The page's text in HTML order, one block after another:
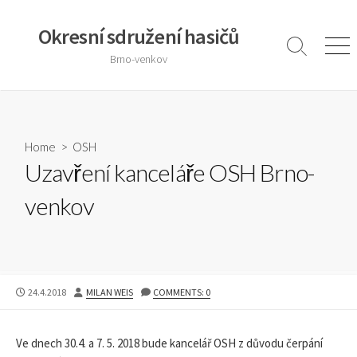
contentOkresní sdružení hasičů
Brno-venkov
Search
Home > OSH
Uzavření kanceláře OSH Brno-
venkov
PUBLISHED
24.4.2018 AUTHOR
MILAN WEIS COMMENTS: 0
Ve dnech 30.4. a 7. 5. 2018 bude kancelář OSH z důvodu čerpání